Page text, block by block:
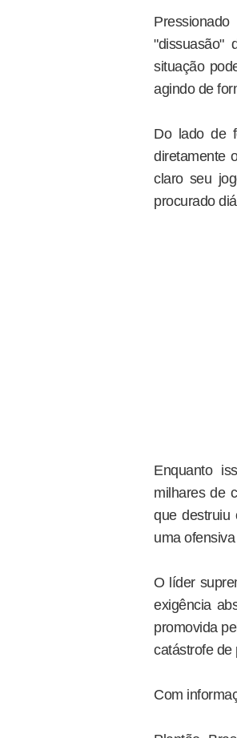
"dissuasão"
situação
agindo de
Do lado de
diretamente
claro seu
procurado
Enquanto
milhares de
que destruiu
uma
O líder
exigência
promovida
catástrofe de
Com